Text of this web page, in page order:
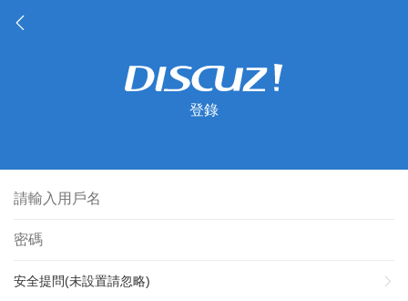
登錄
安全提問(未設置請忽略)